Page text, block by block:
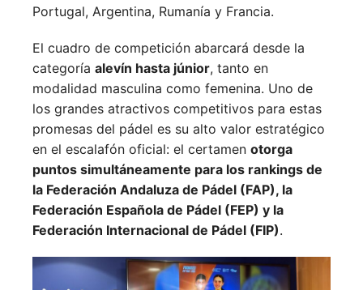
Portugal, Argentina, Rumanía y Francia.
El cuadro de competición abarcará desde la
categoría alevín hasta júnior, tanto en
modalidad masculina como femenina. Uno de
los grandes atractivos competitivos para estas
promesas del pádel es su alto valor estratégico
en el escalafón oficial: el certamen otorga
puntos simultáneamente para los rankings de
la Federación Andaluza de Pádel (FAP), la
Federación Española de Pádel (FEP) y la
Federación Internacional de Pádel (FIP).